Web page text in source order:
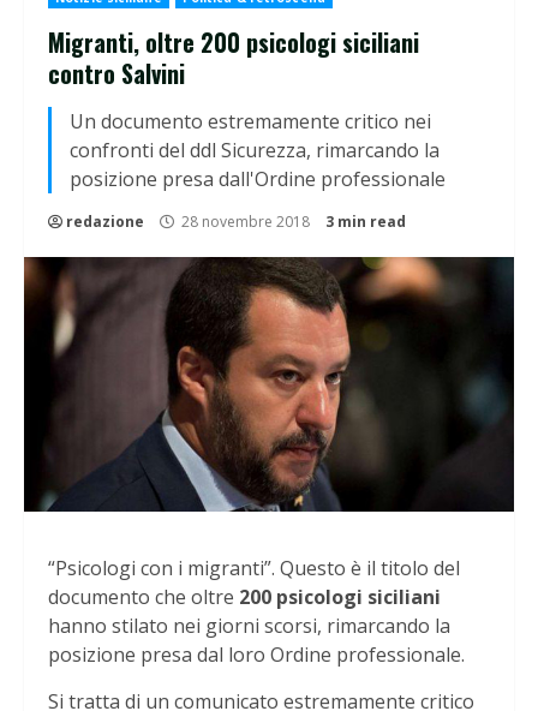
Migranti, oltre 200 psicologi siciliani
contro Salvini
Un documento estremamente critico nei
confronti del ddl Sicurezza, rimarcando la
posizione presa dall'Ordine professionale
redazione 28 novembre 2018 3 min read
“Psicologi con i migranti”. Questo è il titolo del
documento che oltre 200 psicologi siciliani
hanno stilato nei giorni scorsi, rimarcando la
posizione presa dal loro Ordine professionale.
Si tratta di un comunicato estremamente critico